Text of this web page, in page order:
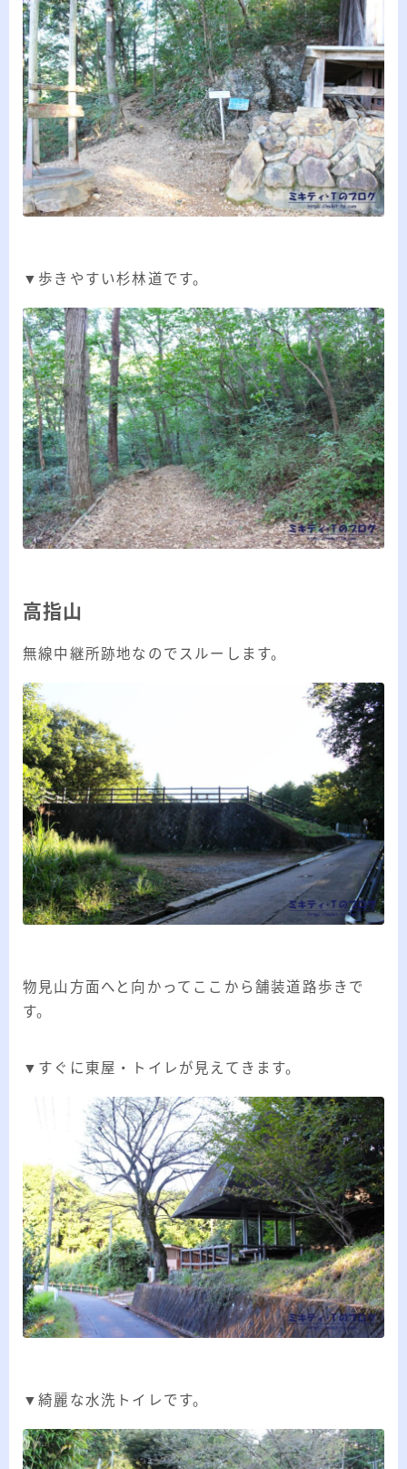
▼歩きやすい杉林道です。
高指山
無線中継所跡地なのでスルーします。
物見山方面へと向かってここから舗装道路歩きで
す。
▼すぐに東屋・トイレが見えてきます。
▼綺麗な水洗トイレです。